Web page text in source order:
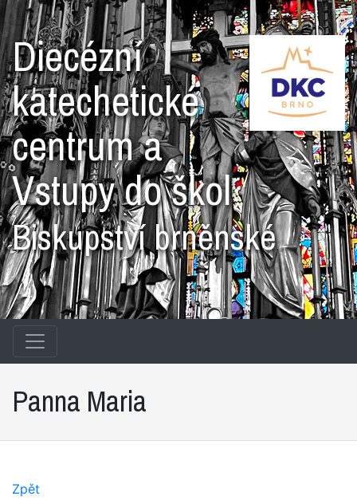
Diecézní
katechetické
centrum a
Vstupy do škol
Biskupství brněnské
Panna Maria
Zpět